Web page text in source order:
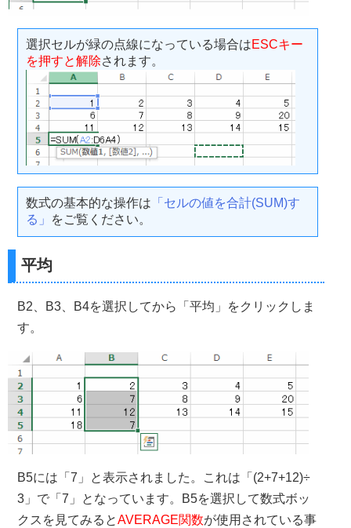
選択セルが緑の点線になっている場合はESCキー
を押すと解除されます。
数式の基本的な操作は 「セルの値を合計(SUM)す
る」
をご覧ください。
平均
B2、B3、B4を選択してから「平均」をクリックしま
す。
B5には「7」と表示されました。これは「(2+7+12)÷
3」で「7」となっています。B5を選択して数式ボッ
クスを見てみるとAVERAGE関数が使用されている事